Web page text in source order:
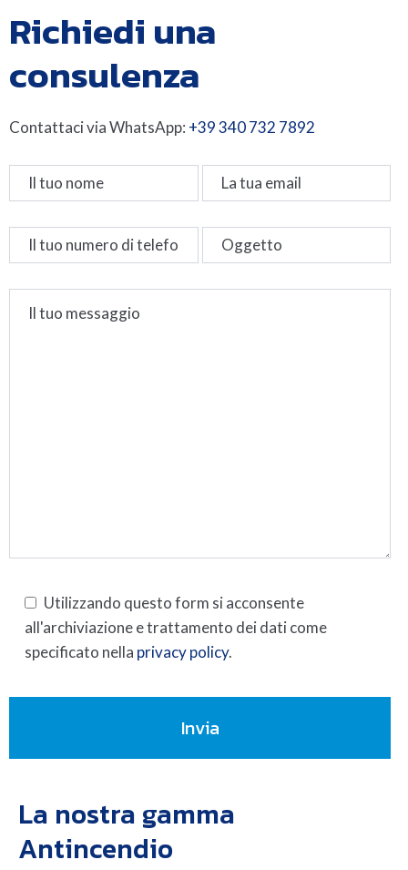
Richiedi una
consulenza
Contattaci via WhatsApp: +39 340 732 7892
Utilizzando questo form si acconsente
all'archiviazione e trattamento dei dati come
specificato nella privacy policy.
La nostra gamma
Antincendio